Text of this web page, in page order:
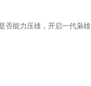
否能力压雄，开启一代枭雄